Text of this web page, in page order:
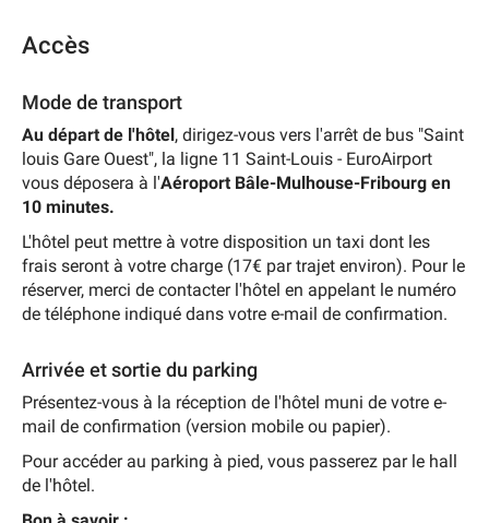
Accès
Mode de transport
Au départ de l'hôtel, dirigez-vous vers l'arrêt de bus "Saint
louis Gare Ouest", la ligne 11 Saint-Louis - EuroAirport
vous déposera à l'Aéroport Bâle-Mulhouse-Fribourg en
10 minutes.
L'hôtel peut mettre à votre disposition un taxi dont les
frais seront à votre charge (17€ par trajet environ). Pour le
réserver, merci de contacter l'hôtel en appelant le numéro
de téléphone indiqué dans votre e-mail de confirmation.
Arrivée et sortie du parking
Présentez-vous à la réception de l'hôtel muni de votre e-
mail de confirmation (version mobile ou papier).
Pour accéder au parking à pied, vous passerez par le hall
de l'hôtel.